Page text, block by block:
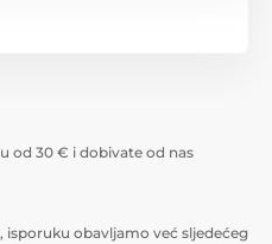
od 30 € i dobivate od nas
isporuku obavljamo već sljedećeg